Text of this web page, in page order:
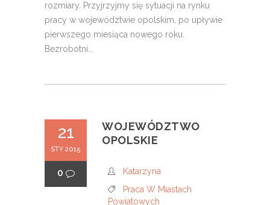
rozmiary. Przyjrzyjmy się sytuacji na rynku
pracy w województwie opolskim, po upływie
pierwszego miesiąca nowego roku.
Bezrobotni...
21
STY 2015
0
WOJEWÓDZTWO
OPOLSKIE
Katarzyna
Praca W Miastach
Powiatowych